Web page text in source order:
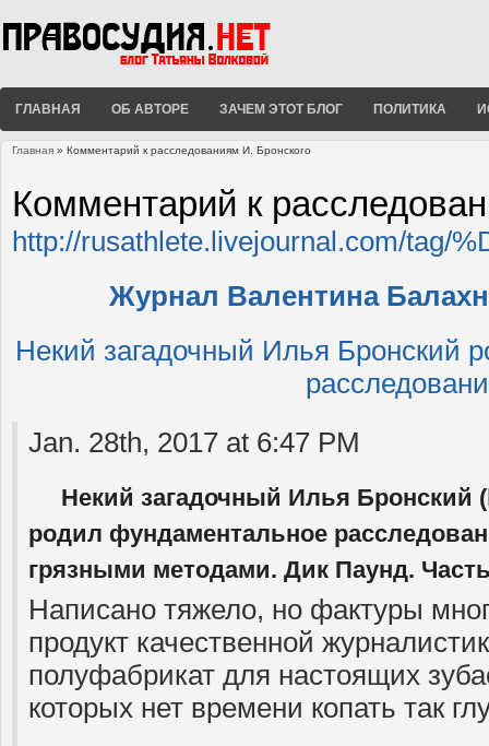
ГЛАВНАЯ ОБ АВТОРЕ ЗАЧЕМ ЭТОТ БЛОГ ПОЛИТИКА
Главная » Комментарий к расследованиям И. Бронского
Комментарий к
http://rusathlete.livejournal.com/tag/
Журнал Валентина
Некий загадочный Илья Бронский
Jan. 28th, 2017 at 6:47 PM
Некий загадочный Илья Бронский (
родил фундаментальное
грязными методами. Дик Паунд.
Написано тяжело, но фактуры
продукт качественной
полуфабрикат для настоящих
которых нет времени копать так